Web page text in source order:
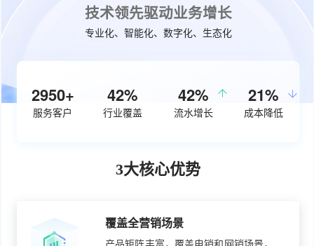
技术领先驱动业务增长
专业化、智能化、数字化、生态化
3770+
服务客户
53%
行业覆盖
50%
流水增长
26%
成本降低
3大核心优势
覆盖全营销场景